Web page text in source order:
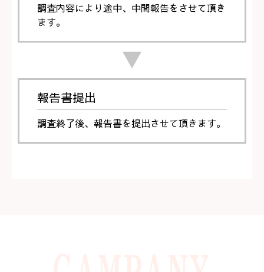
調査内容により途中、中間報告をさせて頂き
ます。
▼
報告書提出
調査終了後、報告書を提出させて頂きます。